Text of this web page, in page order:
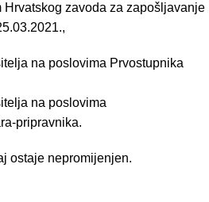
Hrvatskog zavoda za zapošljavanje
na poslovima Prvostupnika
na poslovima
pripravnika.
ostaje nepromijenjen.